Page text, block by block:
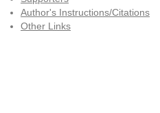
Author's Instructions/Citations
Other Links